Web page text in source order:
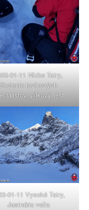
01-11 Nízke Tatry,
školenie lavínových
pílkový test
01-11 Vysoké Tatry,
Jastrabia veža